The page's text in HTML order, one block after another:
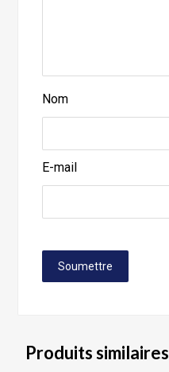
Nom
E-mail
Produits similaires